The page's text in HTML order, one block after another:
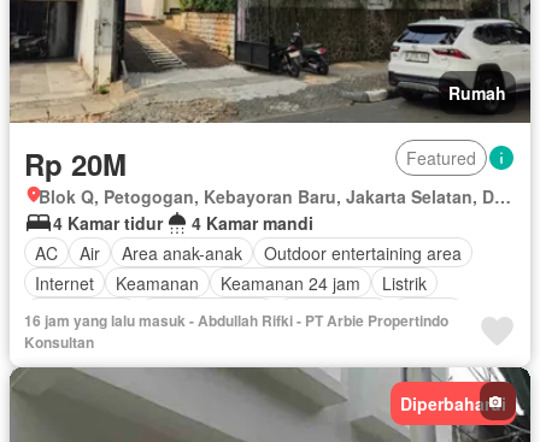
Rumah
Rp 20M
Featured
Blok Q, Petogogan, Kebayoran Baru, Jakarta Selatan, Daerah Khusus Ibukota Jakarta
4 Kamar tidur
4 Kamar mandi
AC
Air Area anak-anak
Outdoor entertaining area
Internet
Keamanan Keamanan 24 jam
Listrik
Fully fenced
Secure parking Rumah jaga
Taman
Garasi
16 jam yang lalu masuk - Abdullah Rifki - PT Arbie Propertindo
Konsultan
Diperbaharui